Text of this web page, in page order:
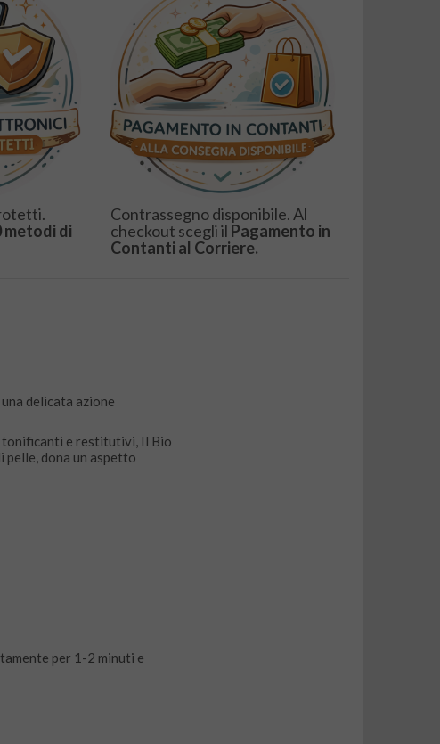
di
Contrassegno disponibile. Al
checkout scegli il Pagamento in
Contanti al Corriere.
delicata azione
tonificanti e restitutivi, Il Bio
dona un aspetto
per 1-2 minuti e